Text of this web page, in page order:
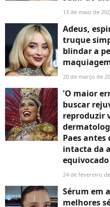
13 de maio de
Adeus,
truque
blindar a
20 de março de
'O maior
buscar
reproduzir
Paes antes
intacta da
equivocado
24 de fevereiro
Sérum em
melhores